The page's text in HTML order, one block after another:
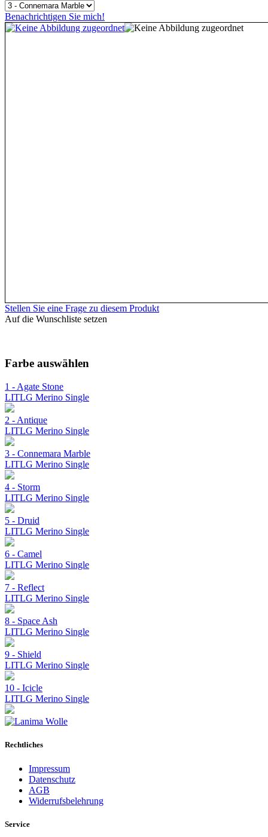
Benachrichtigen Sie mich!
Stellen Sie eine Frage zu diesem Produkt
Auf die Wunschliste setzen
Farbe auswählen
1 - Agate Stone
LITLG Merino Single
2 - Antique
LITLG Merino Single
3 - Connemara Marble
LITLG Merino Single
4 - Storm
LITLG Merino Single
5 - Druid
LITLG Merino Single
6 - Camel
LITLG Merino Single
7 - Reflect
LITLG Merino Single
8 - Space Ash
LITLG Merino Single
9 - Shield
LITLG Merino Single
10 - Icicle
LITLG Merino Single
Rechtliches
Impressum
Datenschutz
AGB
Widerrufsbelehrung
Service